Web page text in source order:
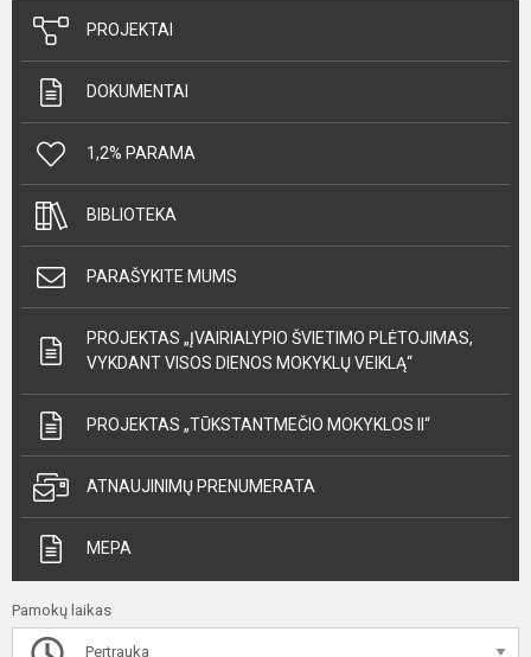
PROJEKTAI
DOKUMENTAI
1,2% PARAMA
BIBLIOTEKA
PARAŠYKITE MUMS
PROJEKTAS „ĮVAIRIALYPIO ŠVIETIMO PLĖTOJIMAS,
VYKDANT VISOS DIENOS MOKYKLŲ VEIKLĄ“
PROJEKTAS „TŪKSTANTMEČIO MOKYKLOS II“
ATNAUJINIMŲ PRENUMERATA
MEPA
Pamokų laikas
Pertrauka